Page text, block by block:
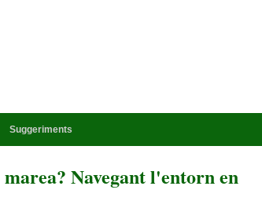
Suggeriments
Navegant l'entorn en